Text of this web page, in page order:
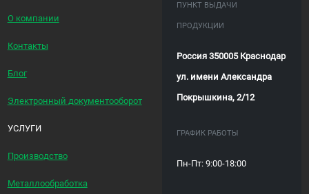
О компании
Контакты
Блог
Электронный документооборот
УСЛУГИ
Производство
Металлообработка
ПУНКТ ВЫДАЧИ
ПРОДУКЦИИ
Россия 350005 Краснодар
ул. имени Александра
Покрышкина, 2/12
ГРАФИК РАБОТЫ
Пн-Пт: 9:00-18:00